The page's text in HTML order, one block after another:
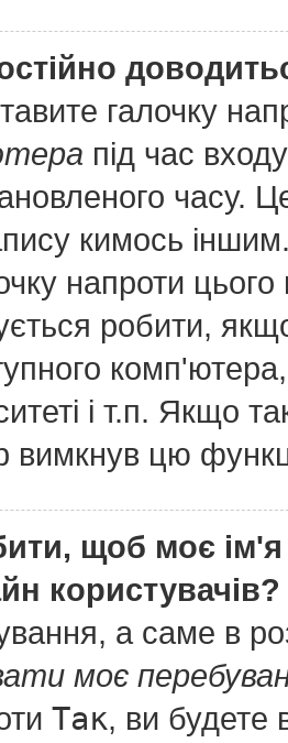
галочку
під час
часу.
кимось
напроти
робити,
і т.п. Якщо
вимкнув цю
щоб моє
користувачів?
а саме в
моє
Так, ви будете